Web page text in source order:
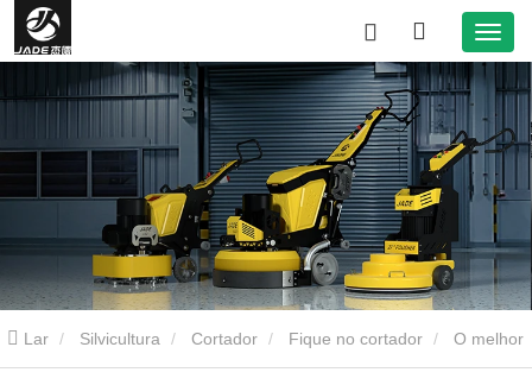
Lar Silvicultura Cortador Fique no cortador